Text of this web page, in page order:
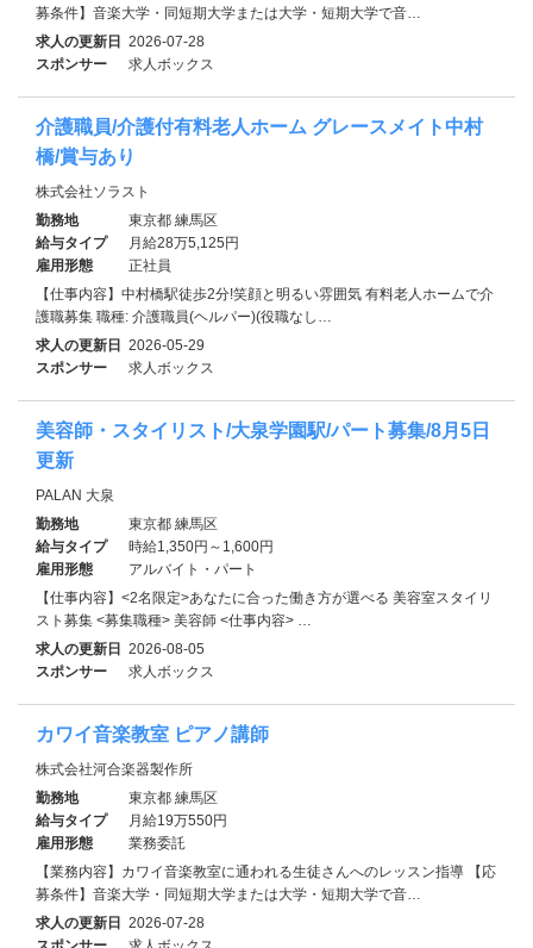
募条件】音楽大学・同短期大学または大学・短期大学で音…
求人の更新日 2026-07-28
スポンサー
求人ボックス
介護職員/介護付有料老人ホーム グレースメイト中村
橋/賞与あり
株式会社ソラスト
勤務地
東京都 練馬区
給与タイプ
月給28万5,125円
雇用形態
正社員
【仕事内容】中村橋駅徒歩2分!笑顔と明るい雰囲気 有料老人ホームで介
護職募集 職種: 介護職員(ヘルパー)(役職なし…
求人の更新日 2026-05-29
スポンサー
求人ボックス
美容師・スタイリスト/大泉学園駅/パート募集/8月5日
更新
PALAN 大泉
勤務地
東京都 練馬区
給与タイプ
時給1,350円～1,600円
雇用形態
アルバイト・パート
【仕事内容】<2名限定>あなたに合った働き方が選べる 美容室スタイリ
スト募集 <募集職種> 美容師 <仕事内容> …
求人の更新日 2026-08-05
スポンサー
求人ボックス
カワイ音楽教室 ピアノ講師
株式会社河合楽器製作所
勤務地
東京都 練馬区
給与タイプ
月給19万550円
雇用形態
業務委託
【業務内容】カワイ音楽教室に通われる生徒さんへのレッスン指導 【応
募条件】音楽大学・同短期大学または大学・短期大学で音…
求人の更新日 2026-07-28